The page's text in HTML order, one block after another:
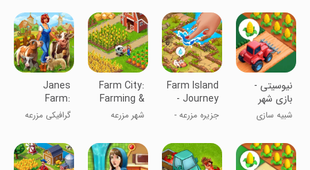
‏‏‏‏‏‏نیوسیتی -
بازی شهر
سازی و خانه
شبیه سازی
Farm Island
- Journey
Story
جزیره مزرعه -
Farm City:
Farming &
Building
شهر مزرعه
Janes
Farm:
Family farm
game
گرافیکی مزرعه